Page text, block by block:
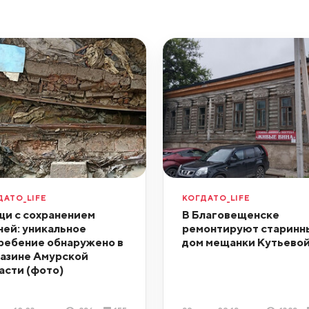
с сохранением
уникальное
обнаружено в
Амурской
(фото)
КОГДАТО_LIFE
В Благовещенске
ремонтируют
дом мещанки